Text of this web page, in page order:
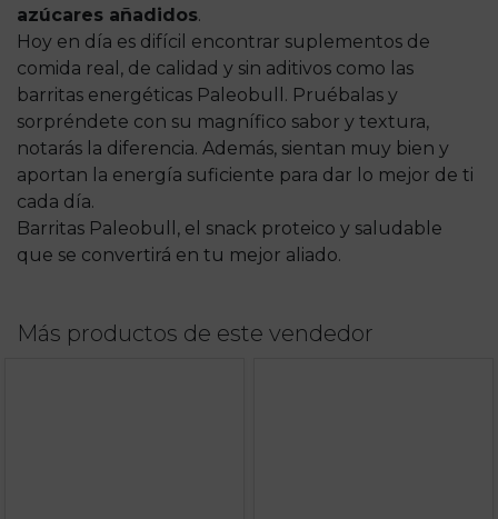
azúcares añadidos.
Hoy en día es difícil encontrar suplementos de
comida real, de calidad y sin aditivos como las
barritas energéticas Paleobull. Pruébalas y
sorpréndete con su magnífico sabor y textura,
notarás la diferencia. Además, sientan muy bien y
aportan la energía suficiente para dar lo mejor de ti
cada día.
Barritas Paleobull, el snack proteico y saludable
que se convertirá en tu mejor aliado.
Más productos de este vendedor